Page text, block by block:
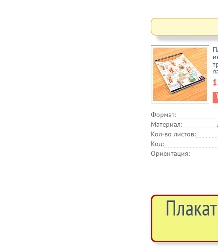
Формат:
Материал:
Кол-во листов:
Код:
Ориентация: